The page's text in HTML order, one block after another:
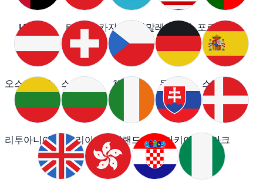
UAE 터키 카자흐스탄말레이시아 포르투갈
오스트리아 스위스 체코 독일 스페인
리투아니아 불가리아 아일랜드 슬로바키아 덴마크